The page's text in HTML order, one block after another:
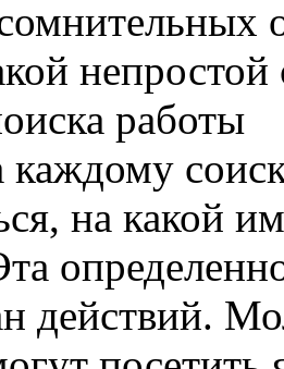
непростой
работы
каждому
на какой
действий.